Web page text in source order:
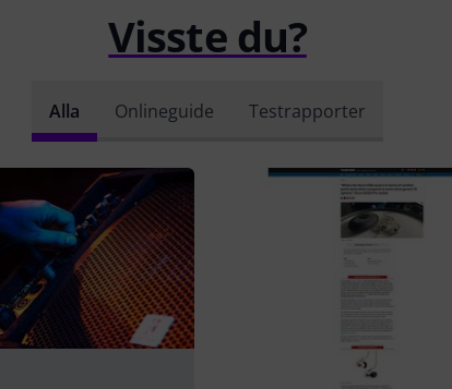
Visste du?
Alla Onlineguide Testrapporter